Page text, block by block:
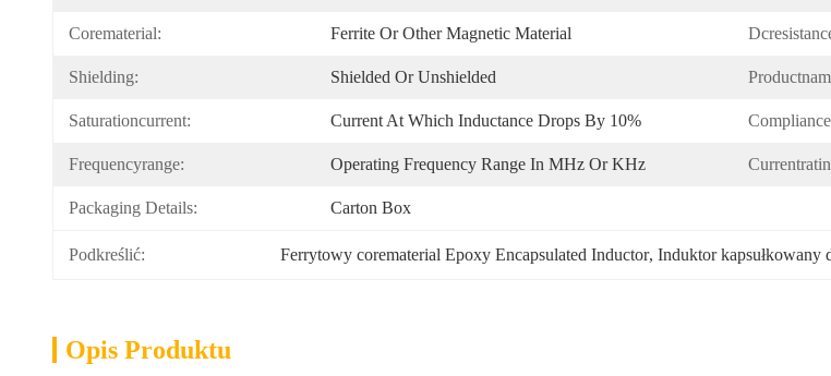
Corematerial: Ferrite Or Other Magnetic Material
Shielding: Shielded Or Unshielded
Saturationcurrent: Current At Which Inductance Drops By 10%
Frequencyrange: Operating Frequency Range In MHz Or KHz
Packaging Details: Carton Box
Podkreślić: Ferrytowy corematerial Epoxy Encapsulated Inductor, Induktor kapsułkowany
Opis Produktu